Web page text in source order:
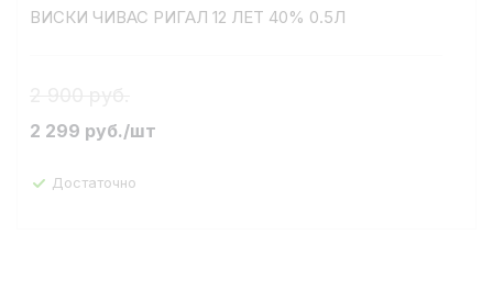
ВИСКИ ЧИВАС РИГАЛ 12 ЛЕТ 40% 0.5Л
2 299 руб./шт
Достаточно